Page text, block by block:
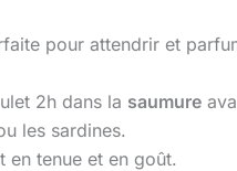
pour attendrir et
2h dans la saumure
les sardines.
en tenue et en goût.